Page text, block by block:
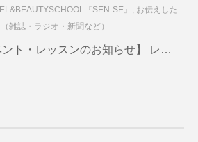
『SEN-SE』 , お伝えした
雑誌・ラジオ・新聞など）
ント・レッスンのお知らせ】 レ…